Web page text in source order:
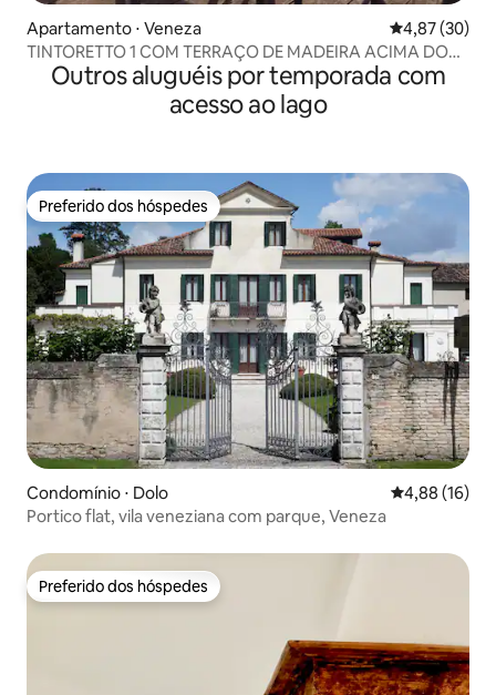
Apartamento ⋅ Veneza 4,87 de uma
4,87 (30)
TINTORETTO 1 COM TERRAÇO DE MADEIRA ACIMA DO
TELHADO
Outros aluguéis por temporada com
acesso ao lago
Preferido dos hóspedes
Preferido dos hóspedes
Condomínio ⋅ Dolo 4,88 de uma
4,88 (16)
Portico flat, vila veneziana com parque, Veneza
Preferido dos hóspedes
Preferido dos hóspedes